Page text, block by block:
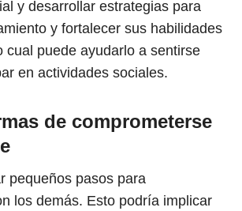
y desarrollar estrategias para
y fortalecer sus habilidades
cual puede ayudarlo a sentirse
en actividades sociales.
de comprometerse
pequeños pasos para
los demás. Esto podría implicar